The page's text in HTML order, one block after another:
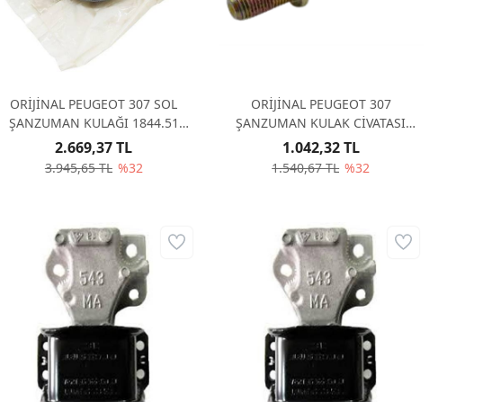
ORİJİNAL PEUGEOT 307 SOL
ŞANZUMAN KULAĞI 1844.51
184451
3.945,65 TL %32
2.669,37 TL
ORİJİNAL PEUGEOT 307
ŞANZUMAN KULAK CİVATASI
1840.28 184028
1.540,67 TL %32
1.042,32 TL